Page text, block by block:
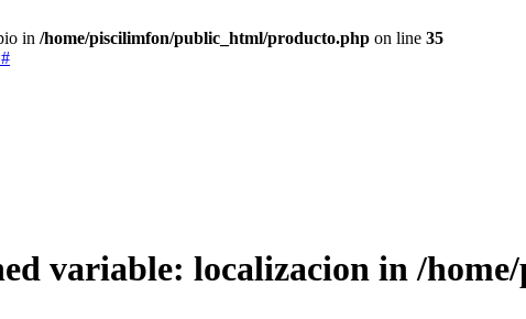
in /home/piscilimfon/public_html/producto.php on line 35
variable: localizacion in/